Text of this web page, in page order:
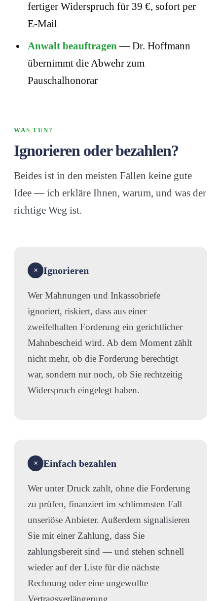
fertiger Widerspruch für 39 €, sofort per
E-Mail
Anwalt beauftragen — Dr. Hoffmann
übernimmt die Abwehr zum
Pauschalhonorar
WAS TUN?
Ignorieren oder bezahlen?
Beides ist in den meisten Fällen keine gute
Idee — ich erkläre Ihnen, warum, und was der
richtige Weg ist.
× Ignorieren
Wer Mahnungen und Inkassobriefe
ignoriert, riskiert, dass aus einer
zweifelhaften Forderung ein gerichtlicher
Mahnbescheid wird. Ab dem Moment zählt
nicht mehr, ob die Forderung berechtigt
war, sondern nur noch, ob Sie rechtzeitig
Widerspruch eingelegt haben.
× Einfach bezahlen
Wer unter Druck zahlt, ohne die Forderung
zu prüfen, finanziert im schlimmsten Fall
unseriöse Anbieter. Außerdem signalisieren
Sie mit einer Zahlung, dass Sie
zahlungsbereit sind — und stehen schnell
wieder auf der Liste für die nächste
Rechnung oder eine ungewollte
Vertragsverlängerung.